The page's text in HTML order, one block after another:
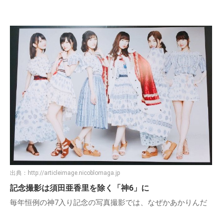
出典： http://articleimage.nicoblomaga.jp
記念撮影は須田亜香里を除く「神6」に
毎年恒例の神7入り記念の写真撮影では、なぜかあかりんだ